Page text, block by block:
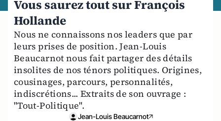
Vous saurez tout sur François
Hollande
Nous ne connaissons nos leaders que par
leurs prises de position. Jean-Louis
Beaucarnot nous fait partager des détails
insolites de nos ténors politiques. Origines,
cousinages, parcours, personnalités,
indiscrétions... Extraits de son ouvrage :
"Tout-Politique".
Jean-Louis Beaucarnot